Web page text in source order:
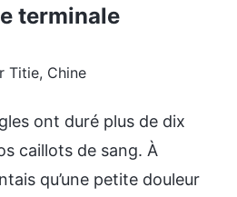
terminale
Titie, Chine
ont duré plus de dix
caillots de sang. À
qu’une petite douleur